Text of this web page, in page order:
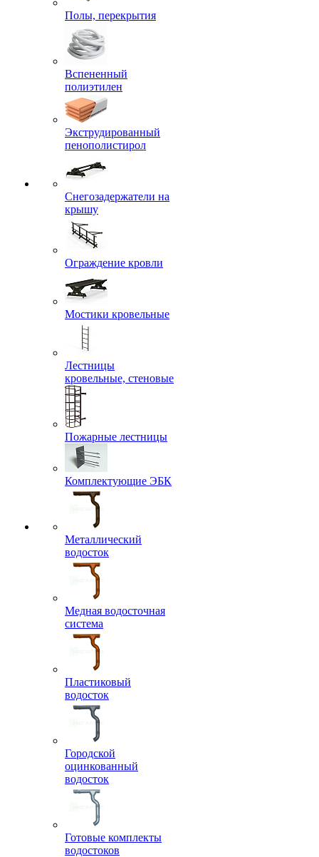
Полы, перекрытия
Вспененный
полиэтилен
Экструдированный
пенополистирол
Снегозадержатели на
крышу
Ограждение кровли
Мостики кровельные
Лестницы
кровельные, стеновые
Пожарные лестницы
Комплектующие ЭБК
Металлический
водосток
Медная водосточная
система
Пластиковый
водосток
Городской
оцинкованный
водосток
Готовые комплекты
водостоков